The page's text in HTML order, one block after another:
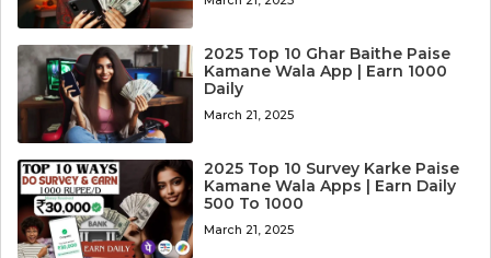
2025 Top 10 Ghar Baithe Paise
Kamane Wala App | Earn 1000
Daily
March 21, 2025
2025 Top 10 Survey Karke Paise
Kamane Wala Apps | Earn Daily
500 To 1000
March 21, 2025